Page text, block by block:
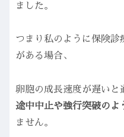
ました。
つまり私のように保険診
がある場合、
卵胞の成長速度が遅いと
途中中止や強行突破のよ
ません。